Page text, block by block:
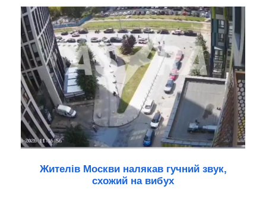
Жителів Москви налякав гучний звук,
схожий на вибух